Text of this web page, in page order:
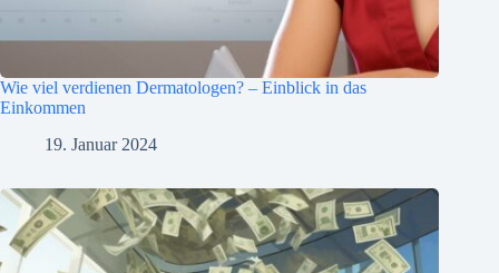
Wie viel verdienen Dermatologen? – Einblick in das
Einkommen
19. Januar 2024